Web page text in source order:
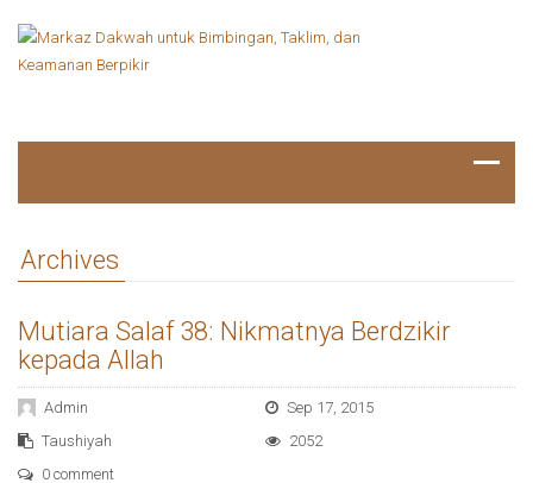
Archives
Mutiara Salaf 38: Nikmatnya Berdzikir
kepada Allah
Admin
Sep 17, 2015
Taushiyah
2052
0 comment